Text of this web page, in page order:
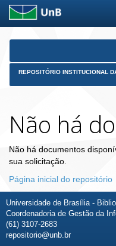
Skip
REPOSITÓRIO INSTITUCIONAL
Não há
Não há documentos
sua solicitação.
Página inicial do repositório
Universidade de Brasília -
Coordenadoria de Gestão da
(61) 3107-2683
repositorio@unb.br